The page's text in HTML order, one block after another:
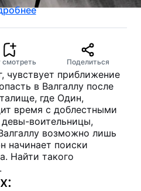
смотреть Поделиться
чувствует приближение
в Валгаллу после
где Один,
время с доблестными
воительницы,
возможно лишь
начинает поиски
Найти такого